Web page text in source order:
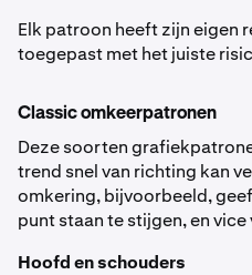
Elk patroon heeft zijn eigen
toegepast met het juiste
Classic omkeerpatronen
Deze soorten
trend snel van richting kan
omkering, bijvoorbeeld,
punt staan te stijgen, en vice
Hoofd en schouders